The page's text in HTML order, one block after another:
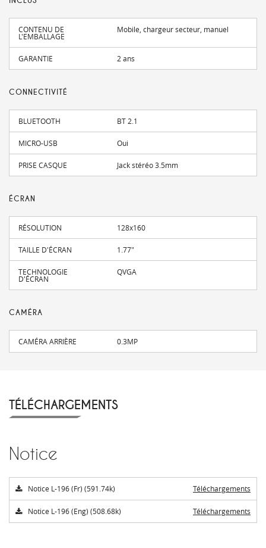
CONTENU DE
L'EMBALLAGE
Mobile, chargeur secteur, manuel
GARANTIE 2 ans
CONNECTIVITÉ
BLUETOOTH BT 2.1
MICRO-USB Oui
PRISE CASQUE Jack stéréo 3.5mm
ÉCRAN
RÉSOLUTION 128x160
TAILLE D'ÉCRAN 1.77"
TECHNOLOGIE
D'ÉCRAN
QVGA
CAMÉRA
CAMÉRA ARRIÈRE 0.3MP
TÉLÉCHARGEMENTS
Notice
Notice L-196 (Fr) (591.74k) Téléchargements
Notice L-196 (Eng) (508.68k) Téléchargements